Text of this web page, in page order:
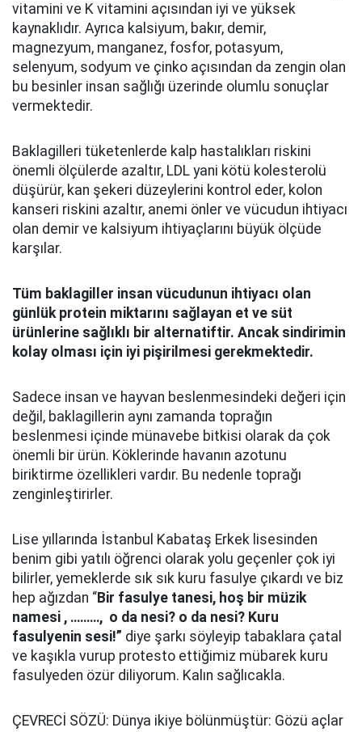
vitamini ve K vitamini açısından iyi ve yüksek
kaynaklıdır. Ayrıca kalsiyum, bakır, demir,
magnezyum, manganez, fosfor, potasyum,
selenyum, sodyum ve çinko açısından da zengin olan
bu besinler insan sağlığı üzerinde olumlu sonuçlar
vermektedir.
Baklagilleri tüketenlerde kalp hastalıkları riskini
önemli ölçülerde azaltır, LDL yani kötü kolesterolü
düşürür, kan şekeri düzeylerini kontrol eder, kolon
kanseri riskini azaltır, anemi önler ve vücudun ihtiyacı
olan demir ve kalsiyum ihtiyaçlarını büyük ölçüde
karşılar.
Tüm baklagiller insan vücudunun ihtiyacı olan
günlük protein miktarını sağlayan et ve süt
ürünlerine sağlıklı bir alternatiftir. Ancak sindirimin
kolay olması için iyi pişirilmesi gerekmektedir.
Sadece insan ve hayvan beslenmesindeki değeri için
değil, baklagillerin aynı zamanda toprağın
beslenmesi içinde münavebe bitkisi olarak da çok
önemli bir ürün. Köklerinde havanın azotunu
biriktirme özellikleri vardır. Bu nedenle toprağı
zenginleştirirler.
Lise yıllarında İstanbul Kabataş Erkek lisesinden
benim gibi yatılı öğrenci olarak yolu geçenler çok iyi
bilirler, yemeklerde sık sık kuru fasulye çıkardı ve biz
hep ağızdan “Bir fasulye tanesi, hoş bir müzik
namesi , ………, o da nesi? o da nesi? Kuru
fasulyenin sesi!” diye şarkı söyleyip tabaklara çatal
ve kaşıkla vurup protesto ettiğimiz mübarek kuru
fasulyeden özür diliyorum. Kalın sağlıcakla.
ÇEVRECİ SÖZÜ: Dünya ikiye bölünmüştür: Gözü açlar